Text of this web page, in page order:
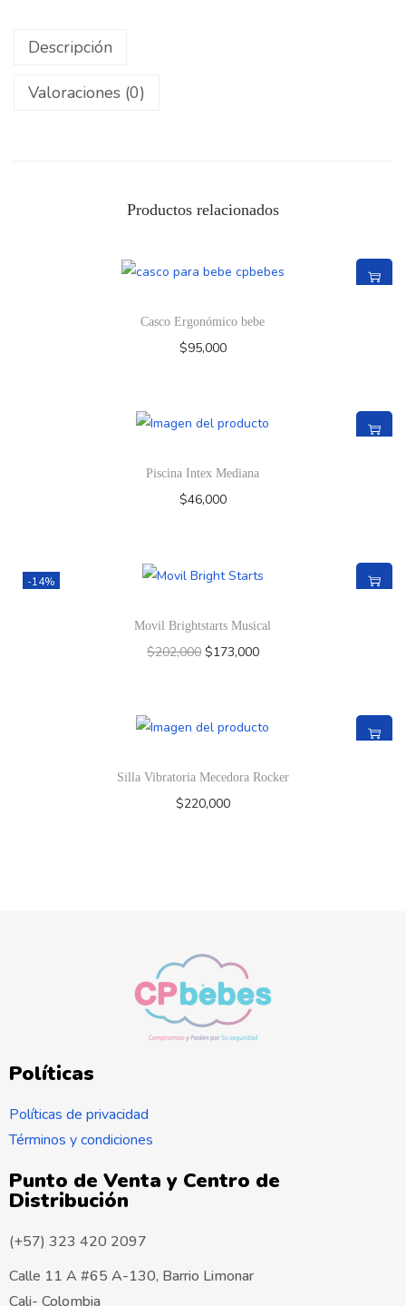
Descripción
Valoraciones (0)
Productos relacionados
Casco Ergonómico bebe
$95,000
Piscina Intex Mediana
$46,000
-14%
Movil Brightstarts Musical
$202,000 $173,000
Silla Vibratoria Mecedora Rocker
$220,000
Políticas
Políticas de privacidad
Términos y condiciones
Punto de Venta y Centro de
Distribución
(+57) 323 420 2097
Calle 11 A #65 A-130, Barrio Limonar
Cali- Colombia